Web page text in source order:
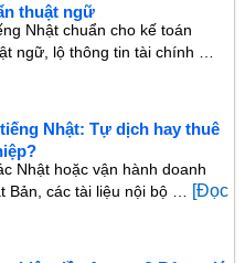
thuật ngữ
Nhật chuẩn cho kế toán
ngữ, lộ thông tin tài chính …
Nhật: Tự dịch hay thuê
Nhật hoặc vận hành doanh
Bản, các tài liệu nội bộ …
[Đọc